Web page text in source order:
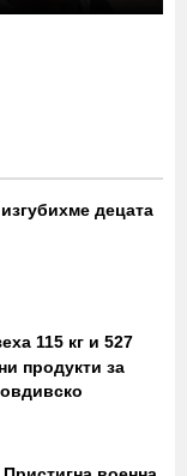
децата
115 кг и 527
продукти за